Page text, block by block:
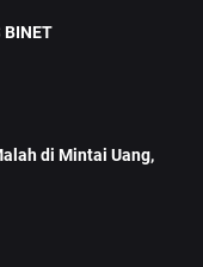
BINET
di Mintai Uang,